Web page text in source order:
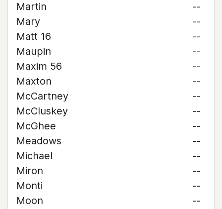
Martin
--
Mary
--
Matt 16
--
Maupin
--
Maxim 56
--
Maxton
--
McCartney
--
McCluskey
--
McGhee
--
Meadows
--
Michael
--
Miron
--
Monti
--
Moon
--